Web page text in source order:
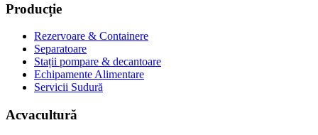
Producție
Rezervoare & Containere
Separatoare
Stații pompare & decantoare
Echipamente Alimentare
Servicii Sudură
Acvacultură